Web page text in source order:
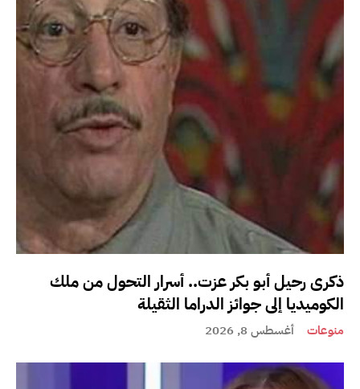
ذكرى رحيل أبو بكر عزت.. أسرار التحول من ملك
الكوميديا إلى جوائز الدراما الثقيلة
منوعات أغسطس 8, 2026